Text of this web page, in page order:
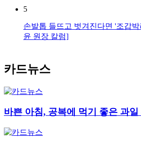
5
손발톱 들뜨고 벗겨진다면 '조갑
윤 원장 칼럼]
카드뉴스
바쁜 아침, 공복에 먹기 좋은 과